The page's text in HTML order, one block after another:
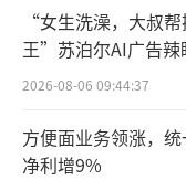
2024年欧洲
3家官方全球合
宝、比亚迪、
地占据了近四成
“女生洗澡，大叔
王”苏泊尔AI广告辣
2026-08-06 09:44:37
方便面业务领涨，
净利增9%